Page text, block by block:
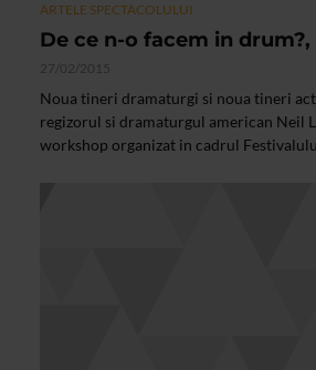
ARTELE SPECTACOLULUI
De ce n-o facem in
27/02/2015
Noua tineri dramaturgi si noua tineri
regizorul si dramaturgul american Neil
workshop organizat in cadrul